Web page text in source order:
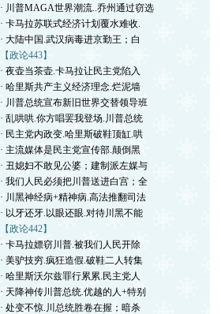
· 川普MAGA世界潮流..乔州通过窃选
· 卡马拉苏联式经济计划覆水难收.
· 大陆中国.武汉病毒进京勤王；白
【政论443】
· 夜壶当茶壶.卡马拉让民主党陷入
· 哈里斯共产主义经济理念.烂泥墙
· 川普总统宣布新旧世界交替领导班
· 乱哄哄.你方唱罢我登场.川普总统
· 民主党内政变.哈里斯破鞋顶缸.哄
· 主流媒体是民主党宣传部.颠倒黑
· 丑媳妇不敢见公婆；建制派左媒与
· 我们人民必须把川普送进白宫；全
· 川黑神经病+精神病.高法推翻司法
· 以牙还牙.以眼还眼.对待川黑不能
【政论442】
· 卡马拉嫖窃川普.被我们人民开除
· 美驴技穷.疯狂造假.破鞋二人转集
· 哈里斯沃尔兹罪行累累.民主党人
· 天降神传川普总统.优越的人+特别
· 处变不惊.川总统胜卷在握；暗杀